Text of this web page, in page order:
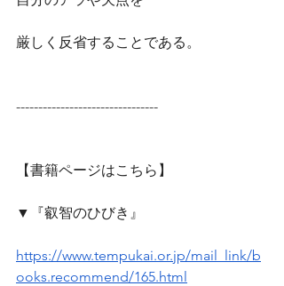
厳しく反省することである。
--------------------------------
【書籍ページはこちら】
▼『叡智のひびき』
https://www.tempukai.or.jp/mail_link/b
ooks.recommend/165.html